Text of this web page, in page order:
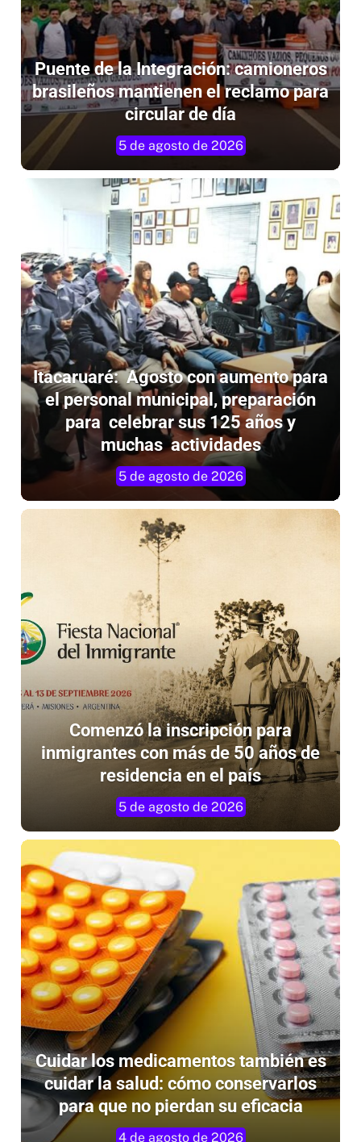
Puente de la Integración: camioneros
brasileños mantienen el reclamo para
circular de día
5 de agosto de 2026
Itacaruaré: Agosto con aumento para
el personal municipal, preparación
para celebrar sus 125 años y
muchas actividades
5 de agosto de 2026
Comenzó la inscripción para
inmigrantes con más de 50 años de
residencia en el país
5 de agosto de 2026
Cuidar los medicamentos también es
cuidar la salud: cómo conservarlos
para que no pierdan su eficacia
4 de agosto de 2026